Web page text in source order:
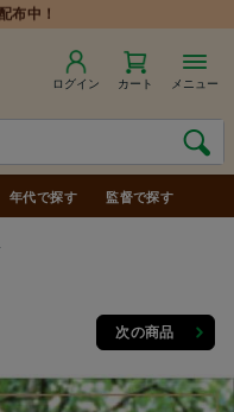
ログイン カート メニュー
年代で探す 監督で探す
次の商品